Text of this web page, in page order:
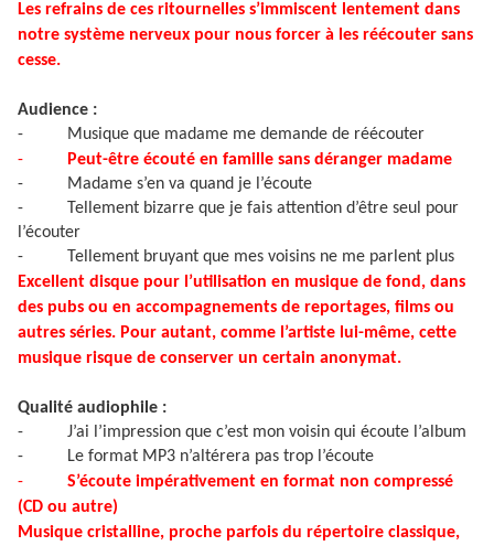
Les refrains de ces ritournelles s’immiscent lentement dans
notre système nerveux pour nous forcer à les réécouter sans
cesse.
Audience :
-
Musique que madame me demande de réécouter
-
Peut-être écouté en famille sans déranger madame
-
Madame s’en va quand je l’écoute
-
Tellement bizarre que je fais attention d’être seul pour
l’écouter
-
Tellement bruyant que mes voisins ne me parlent plus
Excellent disque pour l’utilisation en musique de fond, dans
des pubs ou en accompagnements de reportages, films ou
autres séries. Pour autant, comme l’artiste lui-même, cette
musique risque de conserver un certain anonymat.
Qualité audiophile :
-
J’ai l’impression que c’est mon voisin qui écoute l’album
-
Le format MP3 n’altérera pas trop l’écoute
-
S’écoute impérativement en format non compressé
(CD ou autre)
Musique cristalline, proche parfois du répertoire classique,